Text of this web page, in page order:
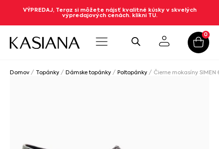
VÝPREDAJ, Teraz si môžete nájsť kvalitné kúsky v skvelých
výpredajových cenách. klikni TU.
0
Domov / Topánky / Dámske topánky / Poltopánky / Čierne mokasíny SIMEN